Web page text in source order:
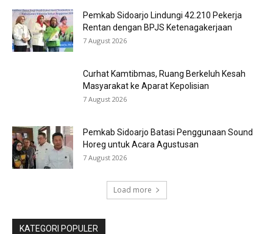
Pemkab Sidoarjo Lindungi 42.210 Pekerja
Rentan dengan BPJS Ketenagakerjaan
7 August 2026
Curhat Kamtibmas, Ruang Berkeluh Kesah
Masyarakat ke Aparat Kepolisian
7 August 2026
Pemkab Sidoarjo Batasi Penggunaan Sound
Horeg untuk Acara Agustusan
7 August 2026
Load more
KATEGORI POPULER